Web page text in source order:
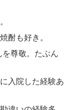
酎も好き。
尊敬。たぶん
入院した経験あ